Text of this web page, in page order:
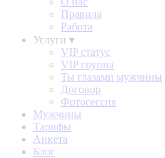
Правила
Работа
Услуги ▾
VIP статус
VIP группа
Ты глазами мужчины
Договор
Фотосессия
Мужчины
Тарифы
Анкета
Блог